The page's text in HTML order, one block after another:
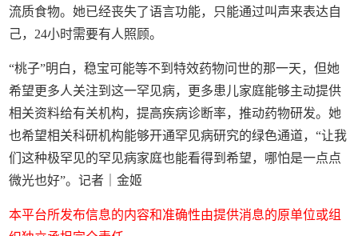
流质食物。她已经丧失了语言功能，只能通过叫声来表达自
己，24小时需要有人照顾。
“桃子”明白，稳宝可能等不到特效药物问世的那一天，但她
希望更多人关注到这一罕见病，更多患儿家庭能够主动提供
相关资料给有关机构，提高疾病诊断率，推动药物研发。她
也希望相关科研机构能够开通罕见病研究的绿色通道，“让我
们这种极罕见的罕见病家庭也能看得到希望，哪怕是一点点
微光也好”。记者｜金姬
本平台所发布信息的内容和准确性由提供消息的原单位或组